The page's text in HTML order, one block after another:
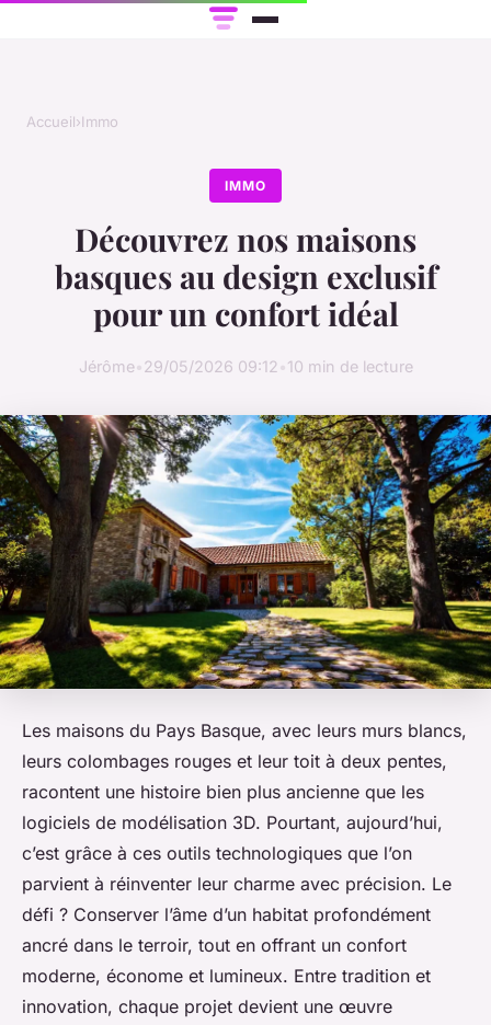
Accueil›Immo
IMMO
Découvrez nos maisons
basques au design exclusif
pour un confort idéal
Jérôme• 29/05/2026 09:12 10 min de lecture
Les maisons du Pays Basque, avec leurs murs blancs,
leurs colombages rouges et leur toit à deux pentes,
racontent une histoire bien plus ancienne que les
logiciels de modélisation 3D. Pourtant, aujourd’hui,
c’est grâce à ces outils technologiques que l’on
parvient à réinventer leur charme avec précision. Le
défi ? Conserver l’âme d’un habitat profondément
ancré dans le terroir, tout en offrant un confort
moderne, économe et lumineux. Entre tradition et
innovation, chaque projet devient une œuvre